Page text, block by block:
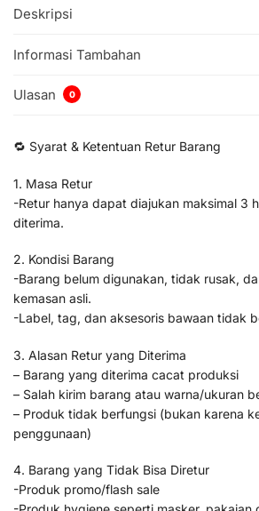
Deskripsi
Informasi Tambahan
Ulasan 0
🔁 Syarat & Ketentuan Retur Barang
1. Masa Retur
-Retur hanya dapat diajukan maksimal 3
diterima.
2. Kondisi Barang
-Barang belum digunakan, tidak rusak,
kemasan asli.
-Label, tag, dan aksesoris bawaan tidak
3. Alasan Retur yang Diterima
– Barang yang diterima cacat produksi
– Salah kirim barang atau warna/ukuran
– Produk tidak berfungsi (bukan karena
penggunaan)
4. Barang yang Tidak Bisa Diretur
-Produk promo/flash sale